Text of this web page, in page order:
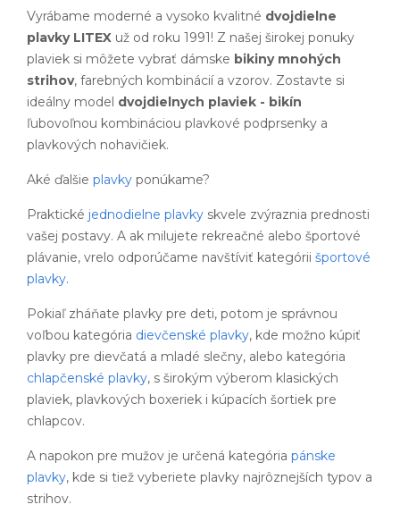
Vyrábame moderné a vysoko kvalitné dvojdielne
plavky LITEX už od roku 1991! Z našej širokej ponuky
plaviek si môžete vybrať dámske bikiny mnohých
strihov, farebných kombinácií a vzorov. Zostavte si
ideálny model dvojdielnych plaviek - bikín
ľubovoľnou kombináciou plavkové podprsenky a
plavkových nohavičiek.
Aké ďalšie plavky ponúkame?
Praktické jednodielne plavky skvele zvýraznia prednosti
vašej postavy. A ak milujete rekreačné alebo športové
plávanie, vrelo odporúčame navštíviť kategórii športové
plavky.
Pokiaľ zháňate plavky pre deti, potom je správnou
voľbou kategória dievčenské plavky, kde možno kúpiť
plavky pre dievčatá a mladé slečny, alebo kategória
chlapčenské plavky, s širokým výberom klasických
plaviek, plavkových boxeriek i kúpacích šortiek pre
chlapcov.
A napokon pre mužov je určená kategória pánske
plavky, kde si tiež vyberiete plavky najrôznejších typov a
strihov.